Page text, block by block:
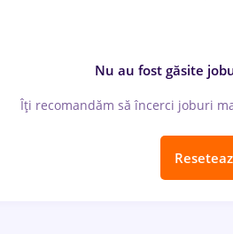
Nu au fost găsite
Îți recomandăm să încerci joburi